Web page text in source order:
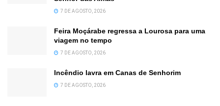
7 DE AGOSTO, 2026
Feira Moçárabe regressa a Lourosa para uma
viagem no tempo
7 DE AGOSTO, 2026
Incêndio lavra em Canas de Senhorim
7 DE AGOSTO, 2026